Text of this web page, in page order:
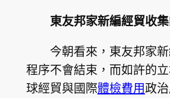
東友邦家新編經貿收
今朝看來，東友邦家
程序不會結束，而如許的
球經貿與國際體檢費用政